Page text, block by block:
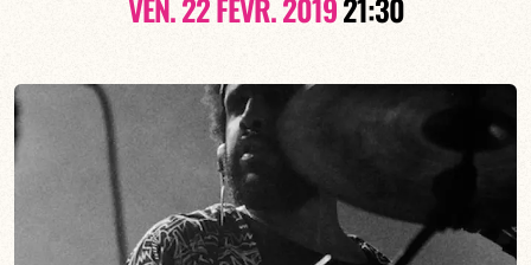
VEN. 22 FÉVR. 201921:30